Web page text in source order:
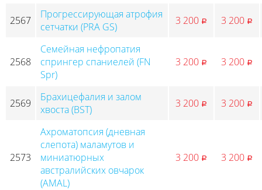
2567
Прогрессирующая атрофия
сетчатки (PRA GS)
3 200 p 3 200 p
2568
Семейная нефропатия
спрингер спаниелей (FN
Spr)
3 200 p 3 200 p
2569
Брахицефалия и залом
хвоста (BST)
3 200 p 3 200 p
2573
Ахроматопсия (дневная
слепота) маламутов и
миниатюрных
австралийских овчарок
(AMAL)
3 200 p 3 200 p